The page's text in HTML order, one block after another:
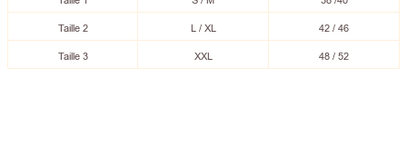
Taille 2 L / XL 42 / 46
Taille 3 XXL 48 / 52